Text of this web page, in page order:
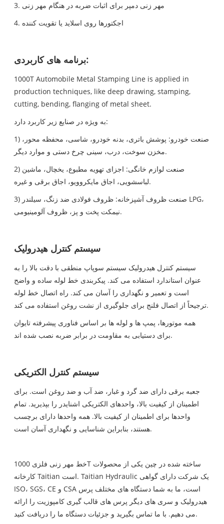
3. مهر زنی دمپر برای اثبات ضربه در هنگام مهر زنی
4. اجکتورها روی اسلاید یا تقویت کننده
برنامه های کاربردی:
1000T Automobile Metal Stamping Line is applied in
production techniques, like deep drawing, stamping,
cutting, bending, flanging of metal sheet.
به ویژه در صنایع زیر کاربرد دارد:
1) صنعت خودرو: پوشش باتری، بدنه خودرو، شاسی، محفظه محور،
مخزن سوخت، درب، سینی چرخ دستی و موارد دیگر.
2) صنعت لوازم خانگی: اجزای تهویه مطبوع، یخچال، ماشین
لباسشویی، اجاق مایکروویو، اجاق برقی و غیره.
3) صنعت ظروف آشپزخانه: ظروف فولادی ضد زنگ، سیلندر LPG،
نیمکت پخت و پز، ظروف آلومینیومی.
سیستم کنترل هیدرولیک
سیستم کنترل هیدرولیک سیستم سوپاپ منطقی با دقت بالا را به
عنوان استاندارد استفاده می کند. پیکربندی خط لوله ساده و واضح
است و تعمیر و نگهداری را آسان می کند. راه اتصال خط لوله
ترجیحاً از اتصال فلنج برای جلوگیری از نشت روغن استفاده می کند.
همه موتورها، پمپ ها و لوله ها بر اساس فناوری پیشرفته تایوان
برای دستیابی به مقاومت در برابر ضربه نصب شده اند.
سیستم کنترل الکتریکی
جعبه برقی دارای ضد گرد و غبار، ضد آب و ضد روغن است. برای
اطمینان از کیفیت بالا، واحدهای الکتریکی اشنایدر را بپذیرید. تمام
واحدها برای اطمینان از کیفیت بالا. همه واحدها دارای برچسب
هستند، بنابراین شناسایی و نگهداری آسان است.
خط مهر زنی فلزی 1000T ساخته شده در چین یکی از محصولات
کارخانه Taitian است. Taitian Hydraulic یک شرکت دارای گواهی
ISO، SGS، CE و CSA است، ما به شما دستگاه های مختلف پرس
هیدرولیک و سری های دیگر پرس های قالب گیری کامپوزیت را ارائه
می دهیم. با ما تماس بگیرید و جزئیات دستگاه ما را دریافت کنید.